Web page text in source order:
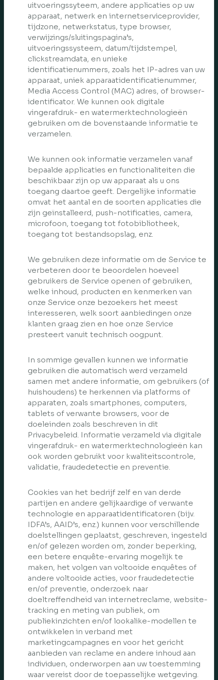
uitvoeringssyteem, andere applicaties op uw
apparaat, netwerk en internetserviceprovider,
tijdzone, netwerkstatus, type browser,
verwijzings/sluitingspagina’s,
uitvoeringssysteem, datum/tijdstempel,
clickstreamdata, en unieke
identificatienummers, zoals het IP-adres van uw
apparaat, uniek apparaatidentificatienummer,
Media Access Control (MAC) adres, of browser-
identificator. We kunnen ook digitale
vingerafdruk- en watermerktechnologieën
gebruiken om de bovenstaande informatie te
verzamelen.
We kunnen ook informatie verzamelen vanaf
bepaalde applicaties en functionaliteiten die
beschikbaar zijn op uw apparaat als u ons
toegang daartoe geeft. Dergelijke informatie
omvat het aantal en de soorten applicaties die
zijn geïnstalleerd, push-notificaties, camera,
microfoon, toegang tot fotobibliotheek,
toegang tot bestandsopslag, enz.
We gebruiken deze informatie om de Service te
verbeteren door te beoordelen hoeveel
gebruikers de Service openen of gebruiken,
welke inhoud, producten en kenmerken van
onze Service onze bezoekers het meest
interesseren, welk soort aanbiedingen onze
klanten graag zien en hoe onze Service
presteert vanuit technisch oogpunt.
In sommige gevallen kunnen we informatie
gebruiken die automatisch werd verzameld
samen met andere informatie, om gebruikers (of
huishoudens) te herkennen via platforms of
apparaten, zoals smartphones, computers,
tablets of verwante browsers, voor de
doeleinden zoals beschreven in dit
Privacybeleid. Informatie verzameld via digitale
vingerafdruk- en watermerktechnologieën kan
ook worden gebruikt voor kwaliteitscontrole,
validatie, fraudedetectie en preventie.
Cookies van het bedrijf zelf en van derde
partijen en andere gelijkaardige of verwante
technologie en apparaatidentificatoren (bijv.
IDFA’s, AAID’s, enz.) kunnen voor verschillende
doelstellingen geplaatst, geschreven, ingesteld
en/of gelezen worden om, zonder beperking,
een betere enquête-ervaring mogelijk te
maken, het volgen van voltooide enquêtes of
andere voltooide acties, voor fraudedetectie
en/of preventie, onderzoek naar
doeltreffendheid van internetreclame, website-
tracking en meting van publiek, om
publiekinzichten en/of lookalike-modellen te
ontwikkelen in verband met
marketingcampagnes en voor het gericht
aanbieden van reclame en andere inhoud aan
individuen, onderworpen aan uw toestemming
waar vereist door de toepasselijke wetgeving.